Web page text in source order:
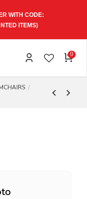
WITH CODE:
ITEMS)
0